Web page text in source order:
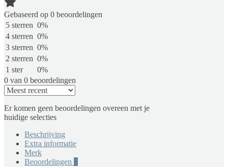
Gebaseerd op 0 beoordelingen
5 sterren 0%
4 sterren 0%
3 sterren 0%
2 sterren 0%
1 ster
0%
0 van 0 beoordelingen
Er komen geen beoordelingen overeen met je
huidige selecties
Beschrijving
Extra informatie
Merk
Beoordelingen